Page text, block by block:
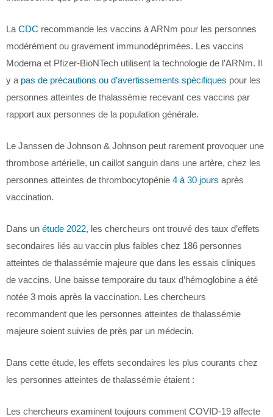
La CDC recommande les vaccins à ARNm pour les personnes
modérément ou gravement immunodéprimées. Les vaccins
Moderna et Pfizer-BioNTech utilisent la technologie de l’ARNm. Il
y a pas de précautions ou d’avertissements spécifiques pour les
personnes atteintes de thalassémie recevant ces vaccins par
rapport aux personnes de la population générale.
Le Janssen de Johnson & Johnson peut rarement provoquer une
thrombose artérielle, un caillot sanguin dans une artère, chez les
personnes atteintes de thrombocytopénie 4 à 30 jours après
vaccination.
Dans un étude 2022, les chercheurs ont trouvé des taux d’effets
secondaires liés au vaccin plus faibles chez 186 personnes
atteintes de thalassémie majeure que dans les essais cliniques
de vaccins. Une baisse temporaire du taux d’hémoglobine a été
notée 3 mois après la vaccination. Les chercheurs
recommandent que les personnes atteintes de thalassémie
majeure soient suivies de près par un médecin.
Dans cette étude, les effets secondaires les plus courants chez
les personnes atteintes de thalassémie étaient :
Les chercheurs examinent toujours comment COVID-19 affecte